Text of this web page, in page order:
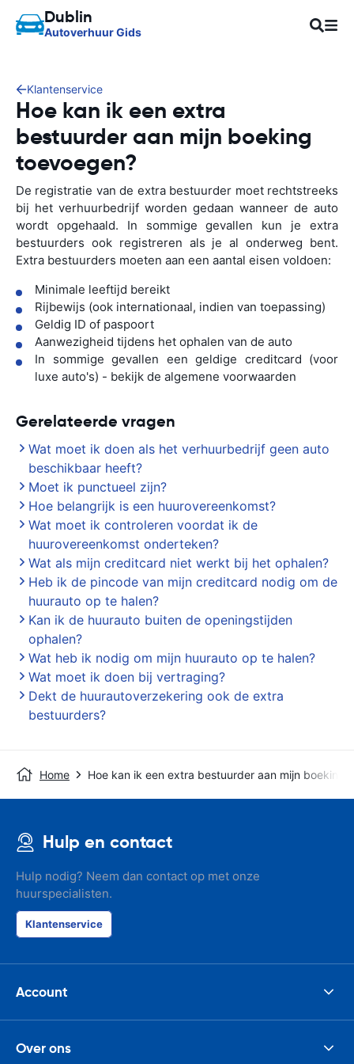
Dublin
Autoverhuur Gids
Klantenservice
Hoe kan ik een extra
bestuurder aan mijn boeking
toevoegen?
De registratie van de extra bestuurder moet rechtstreeks
bij het verhuurbedrijf worden gedaan wanneer de auto
wordt opgehaald. In sommige gevallen kun je extra
bestuurders ook registreren als je al onderweg bent.
Extra bestuurders moeten aan een aantal eisen voldoen:
Minimale leeftijd bereikt
Rijbewijs (ook internationaal, indien van toepassing)
Geldig ID of paspoort
Aanwezigheid tijdens het ophalen van de auto
In sommige gevallen een geldige creditcard (voor
luxe auto's) - bekijk de algemene voorwaarden
Gerelateerde vragen
Wat moet ik doen als het verhuurbedrijf geen auto
beschikbaar heeft?
Moet ik punctueel zijn?
Hoe belangrijk is een huurovereenkomst?
Wat moet ik controleren voordat ik de
huurovereenkomst onderteken?
Wat als mijn creditcard niet werkt bij het ophalen?
Heb ik de pincode van mijn creditcard nodig om de
huurauto op te halen?
Kan ik de huurauto buiten de openingstijden
ophalen?
Wat heb ik nodig om mijn huurauto op te halen?
Wat moet ik doen bij vertraging?
Dekt de huurautoverzekering ook de extra
bestuurders?
Home Hoe kan ik een extra bestuurder aan mijn boeking
Hulp en contact
Hulp nodig? Neem dan contact op met onze
huurspecialisten.
Klantenservice
Account
Over ons